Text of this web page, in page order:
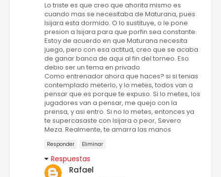
Lo triste es que creo que ahorita mismo es
cuando mas se necesitaba de Maturana, pues
Isijara esta dormido. O lo sustituye, o le pone
presion a Isijara para que porfin sea constante.
Estoy de acuerdo en que Maturana necesita
juego, pero con esa actitud, creo que se acaba
de ganar banca de aqui al fin del torneo. Eso
debio ser un tema en privado
Como entrenador ahora que haces? si si tenias
contemplado meterlo, y lo metes, todos van a
pensar que es porque te expuso. Si lo metes, los
jugadores van a pensar, me quejo con la
prensa, y asi entro. Si no lo metes, entonces ya
te supercasaste con Isijara o peor, Severo
Meza. Realmente, te amarra las manos
Responder Eliminar
Respuestas
Rafael